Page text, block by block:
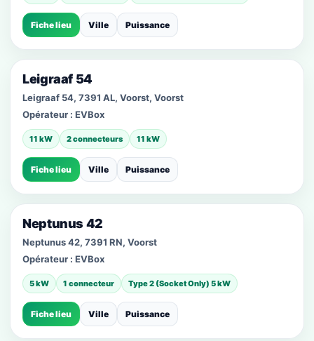
Fiche lieu Ville Puissance
Leigraaf 54
Leigraaf 54, 7391 AL, Voorst, Voorst
Opérateur : EVBox
11 kW 2 connecteurs 11 kW
Fiche lieu Ville Puissance
Neptunus 42
Neptunus 42, 7391 RN, Voorst
Opérateur : EVBox
5 kW 1 connecteur Type 2 (Socket Only) 5 kW
Fiche lieu Ville Puissance